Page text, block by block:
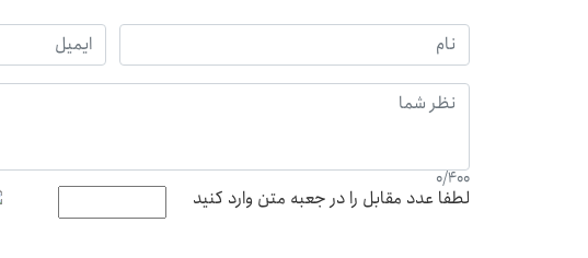
0/400
لطفا عدد مقابل را در جعبه متن وارد کنید